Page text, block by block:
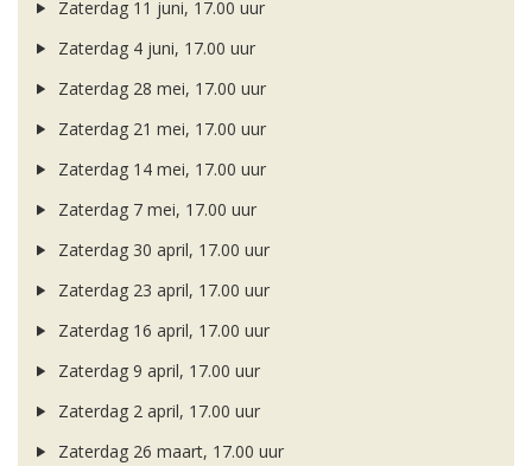
Zaterdag 11 juni, 17.00 uur
Zaterdag 4 juni, 17.00 uur
Zaterdag 28 mei, 17.00 uur
Zaterdag 21 mei, 17.00 uur
Zaterdag 14 mei, 17.00 uur
Zaterdag 7 mei, 17.00 uur
Zaterdag 30 april, 17.00 uur
Zaterdag 23 april, 17.00 uur
Zaterdag 16 april, 17.00 uur
Zaterdag 9 april, 17.00 uur
Zaterdag 2 april, 17.00 uur
Zaterdag 26 maart, 17.00 uur